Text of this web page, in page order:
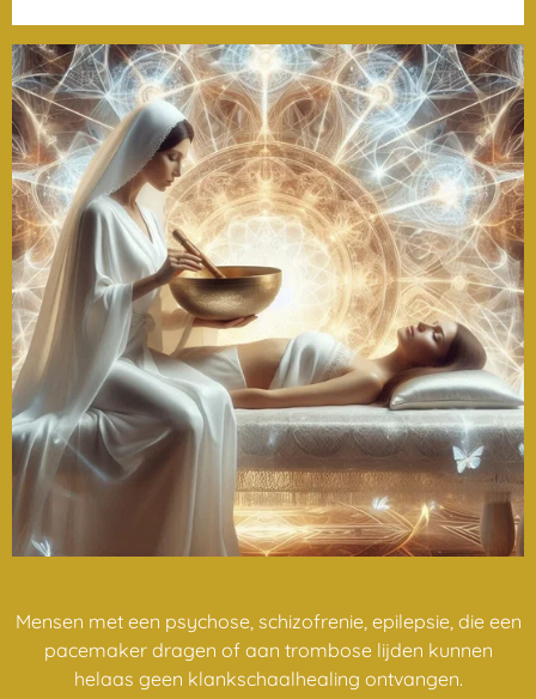
Mensen met een psychose, schizofrenie, epilepsie, die een
pacemaker dragen of aan trombose lijden kunnen
helaas geen klankschaalhealing ontvangen.